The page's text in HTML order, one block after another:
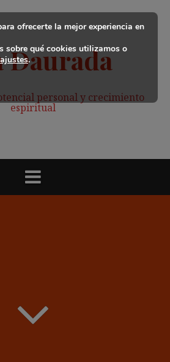
Daurada
personal y crecimiento
espiritual
ofrecerte la mejor experiencia en
sobre qué cookies utilizamos o
ajustes.